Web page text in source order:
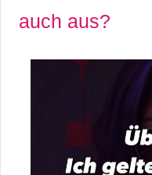
auch aus?